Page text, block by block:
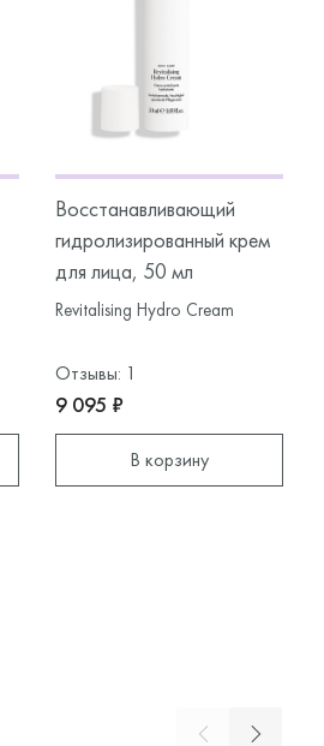
Восстанавливающий
гидролизированный крем
для лица, 50 мл
Revitalising Hydro Cream
Отзывы: 1
9 095 ₽
В корзину